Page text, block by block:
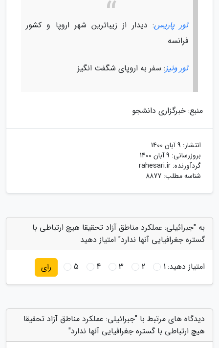
تور پاریس: دیدار از زیباترین شهر اروپا و کشور
فرانسه
تور ونیز: سفر به اروپای شگفت انگیز
منبع: خبرگزاری دانشجو
انتشار: 9 آبان 1400
بروزرسانی: 9 آبان 1400
گردآورنده: rahesari.ir
شناسه مطلب: 8877
به "جبرائیلی: عملکرد مناطق آزاد تحقیقا هیچ ارتباطی با
گستره جغرافیایی آنها ندارد" امتیاز دهید
امتیاز دهید:1
2
3
4
5 رای
دیدگاه های مرتبط با "جبرائیلی: عملکرد مناطق آزاد تحقیقا
هیچ ارتباطی با گستره جغرافیایی آنها ندارد"